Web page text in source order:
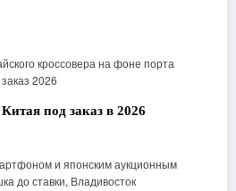
под заказ в 2026